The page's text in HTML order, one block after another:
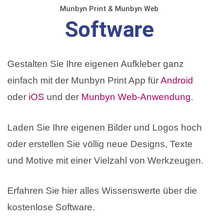
Munbyn Print & Munbyn Web
Software
Gestalten Sie Ihre eigenen Aufkleber ganz
einfach mit der Munbyn Print App fürAndroid
oder iOS und der Munbyn Web-Anwendung.
Laden Sie Ihre eigenen Bilder und Logos hoch
oder erstellen Sie völlig neue Designs, Texte
und Motive mit einer Vielzahl von Werkzeugen.
Erfahren Sie hier alles Wissenswerte über die
kostenlose Software.